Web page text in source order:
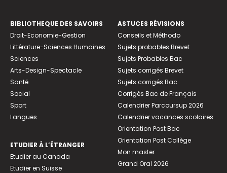
BIBLIOTHEQUE DES SAVOIRS
Droit-Economie-Gestion
Littérature-Sciences Humaines
Sciences
Arts-Design-Spectacle
Santé
Social
Sport
Langues
ETUDIER À L’ÉTRANGER
Etudier au Canada
Etudier en Suisse
ASTUCES RÉVISIONS
Conseils et Méthodo
Sujets probables Brevet
Sujets Probables Bac
Sujets corrigés Brevet
Sujets corrigés Bac
Corrigés Bac de Français
Calendrier Parcoursup 2026
Calendrier vacances scolaires
Orientation Post Bac
Orientation Post Collège
Mon master
Grand Oral 2026